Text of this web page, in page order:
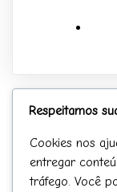
Respeitamos
Cookies nos
entregar
tráfego. Você